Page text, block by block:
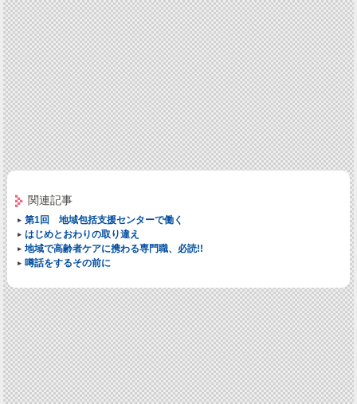
関連記事
第1回 地域包括支援センターで働く
はじめとおわりの取り違え
地域で高齢者ケアに携わる専門職、必読!!
噂話をするその前に